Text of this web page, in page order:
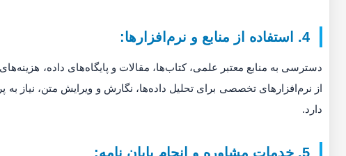
4. استفاده از منابع و نرم‌افزارها:
دسترسی به منابع معتبر علمی، کتاب‌ها، مقالات و پایگاه‌های داده،
از نرم‌افزارهای تخصصی برای تحلیل داده‌ها، نگارش و ویرایش متن، نیاز
دارد.
5. خدمات مشاوره و انجام پایان نامه: